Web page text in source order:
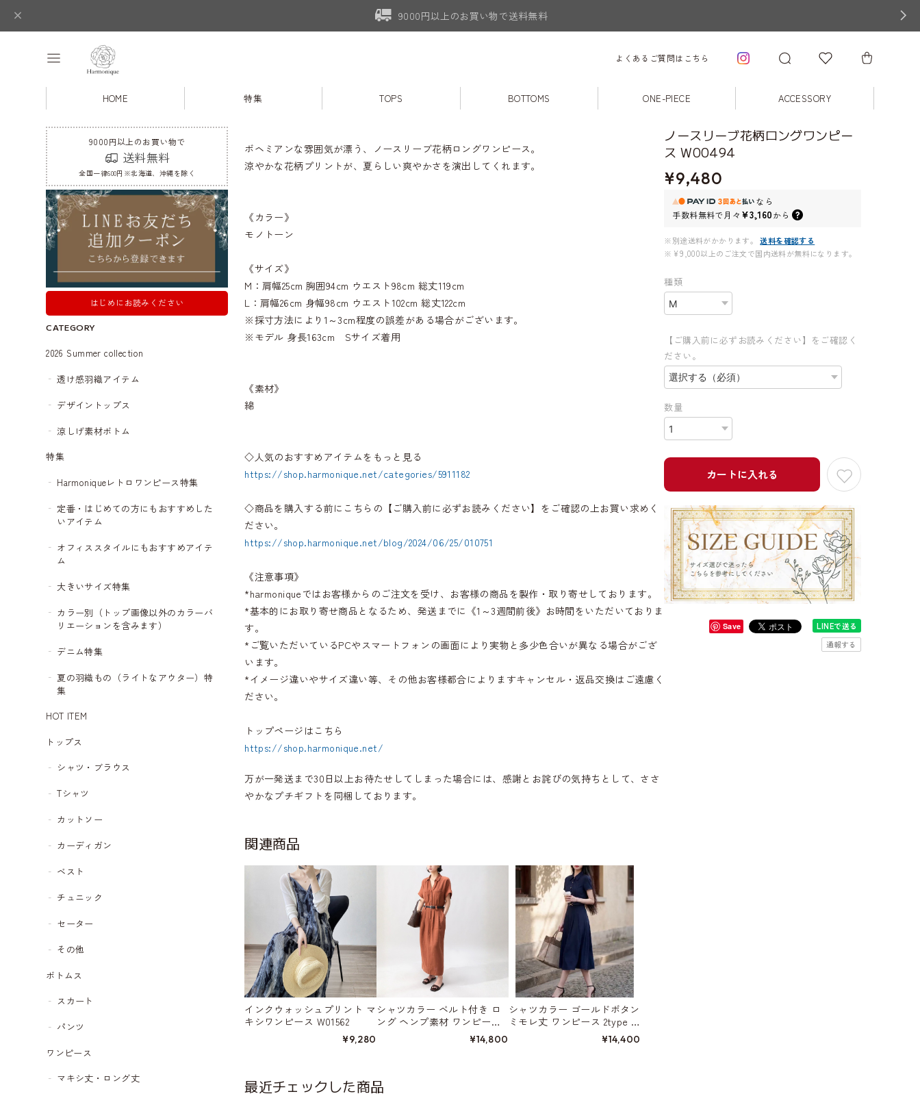
9000円以上のお買い物で送料無料
よくあるご質問はこちら
HOME 特集 TOPS BOTTOMS ONE-PIECE ACCESSORY
9000円以上のお買い物で
送料無料
全国一律600円※北海道、沖縄を除く
はじめにお読みください
CATEGORY
2026 Summer collection
透け感羽織アイテム
デザイントップス
涼しげ素材ボトム
特集
Harmoniqueレトロワンピース特集
定番・はじめての方にもおすすめした
いアイテム
オフィススタイルにもおすすめアイテ
ム
大きいサイズ特集
カラー別（トップ画像以外のカラーバ
リエーションを含みます）
デニム特集
夏の羽織もの（ライトなアウター）特
集
HOT ITEM
トップス
シャツ・ブラウス
Tシャツ
カットソー
カーディガン
ベスト
チュニック
セーター
その他
ボトムス
スカート
パンツ
ワンピース
マキシ丈・ロング丈
ボヘミアンな雰囲気が漂う、ノースリーブ花柄ロングワンピース。
涼やかな花柄プリントが、夏らしい爽やかさを演出してくれます。
《カラー》
モノトーン
《サイズ》
M：肩幅25cm 胸囲94cm ウエスト98cm 総丈119cm
L：肩幅26cm 身幅98cm ウエスト102cm 総丈122cm
※採寸方法により1～3cm程度の誤差がある場合がございます。
※モデル 身長163cm Sサイズ着用
《素材》
綿
◇人気のおすすめアイテムをもっと見る
https://shop.harmonique.net/categories/5911182
◇商品を購入する前にこちらの【ご購入前に必ずお読みください】をご確認の上お買い求めく
ださい。
https://shop.harmonique.net/blog/2024/06/25/010751
《注意事項》
*harmoniqueではお客様からのご注文を受け、お客様の商品を製作・取り寄せしております。
*基本的にお取り寄せ商品となるため、発送までに《1～3週間前後》お時間をいただいておりま
す。
*ご覧いただいているPCやスマートフォンの画面により実物と多少色合いが異なる場合がござ
います。
*イメージ違いやサイズ違い等、その他お客様都合によりますキャンセル・返品交換はご遠慮く
ださい。
トップページはこちら
https://shop.harmonique.net/
ノースリーブ花柄ロングワンピー
ス W00494
¥9,480
なら
手数料無料で月々 ¥3,160から
※別途送料がかかります。
送料を確認する
※¥9,000以上のご注文で国内送料が無料になります。
種類
【ご購入前に必ずお読みください】をご確認く
ださい。
数量
カートに入れる
Save
LINEで送る
通報する
万が一発送まで30日以上お待たせしてしまった場合には、感謝とお詫びの気持ちとして、ささ
やかなプチギフトを同梱しております。
関連商品
インクウォッシュプリント マ
キシワンピース W01562
¥9,280
シャツカラー ベルト付き ロ
ング ヘンプ素材 ワンピース
¥14,800
シャツカラー ゴールドボタン
ミモレ丈 ワンピース 2type W
¥14,400
最近チェックした商品